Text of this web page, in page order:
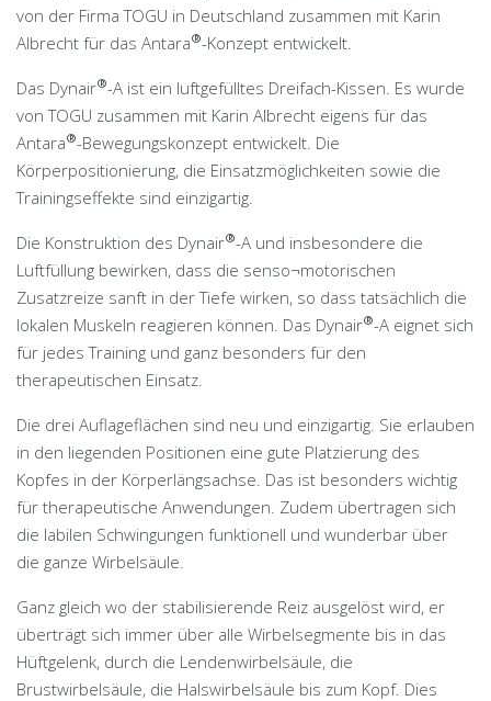
von der Firma TOGU in Deutschland zusammen mit Karin
Albrecht für das Antara®-Konzept entwickelt.
Das Dynair®-A ist ein luftgefülltes Dreifach-Kissen. Es wurde
von TOGU zusammen mit Karin Albrecht eigens für das
Antara®-Bewegungskonzept entwickelt. Die
Körperpositionierung, die Einsatzmöglichkeiten sowie die
Trainingseffekte sind einzigartig.
Die Konstruktion des Dynair®-A und insbesondere die
Luftfüllung bewirken, dass die senso¬motorischen
Zusatzreize sanft in der Tiefe wirken, so dass tatsächlich die
lokalen Muskeln reagieren können. Das Dynair®-A eignet sich
für jedes Training und ganz besonders für den
therapeutischen Einsatz.
Die drei Auflageflächen sind neu und einzigartig. Sie erlauben
in den liegenden Positionen eine gute Platzierung des
Kopfes in der Körperlängsachse. Das ist besonders wichtig
für therapeutische Anwendungen. Zudem übertragen sich
die labilen Schwingungen funktionell und wunderbar über
die ganze Wirbelsäule.
Ganz gleich wo der stabilisierende Reiz ausgelöst wird, er
überträgt sich immer über alle Wirbelsegmente bis in das
Hüftgelenk, durch die Lendenwirbelsäule, die
Brustwirbelsäule, die Halswirbelsäule bis zum Kopf. Dies